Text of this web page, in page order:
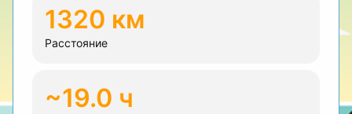
1320 км
Расстояние
~19.0 ч